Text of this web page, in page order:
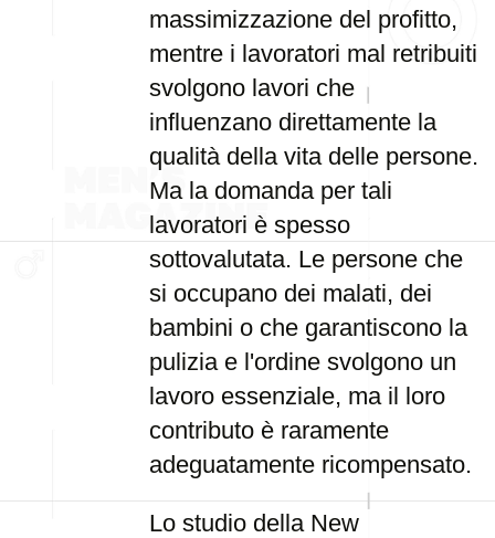
massimizzazione del profitto,
mentre i lavoratori mal retribuiti
svolgono lavori che
influenzano direttamente la
qualità della vita delle persone.
Ma la domanda per tali
lavoratori è spesso
sottovalutata. Le persone che
si occupano dei malati, dei
bambini o che garantiscono la
pulizia e l'ordine svolgono un
lavoro essenziale, ma il loro
contributo è raramente
adeguatamente ricompensato.
Lo studio della New